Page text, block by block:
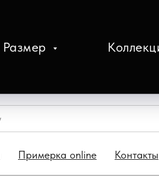
Размер
Примерка online Контакты